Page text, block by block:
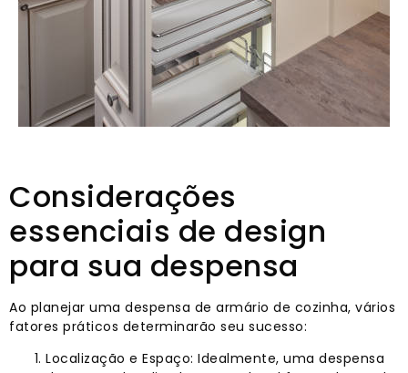
Considerações
essenciais de design
para sua despensa
Ao planejar uma despensa de armário de cozinha, vários
fatores práticos determinarão seu sucesso:
Localização e Espaço: Idealmente, uma despensa